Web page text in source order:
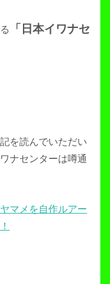
「日本イワナセ
を読んでいただい
ナセンターは噂通
マメを自作ルアー